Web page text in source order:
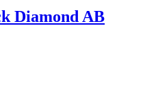
Diamond AB